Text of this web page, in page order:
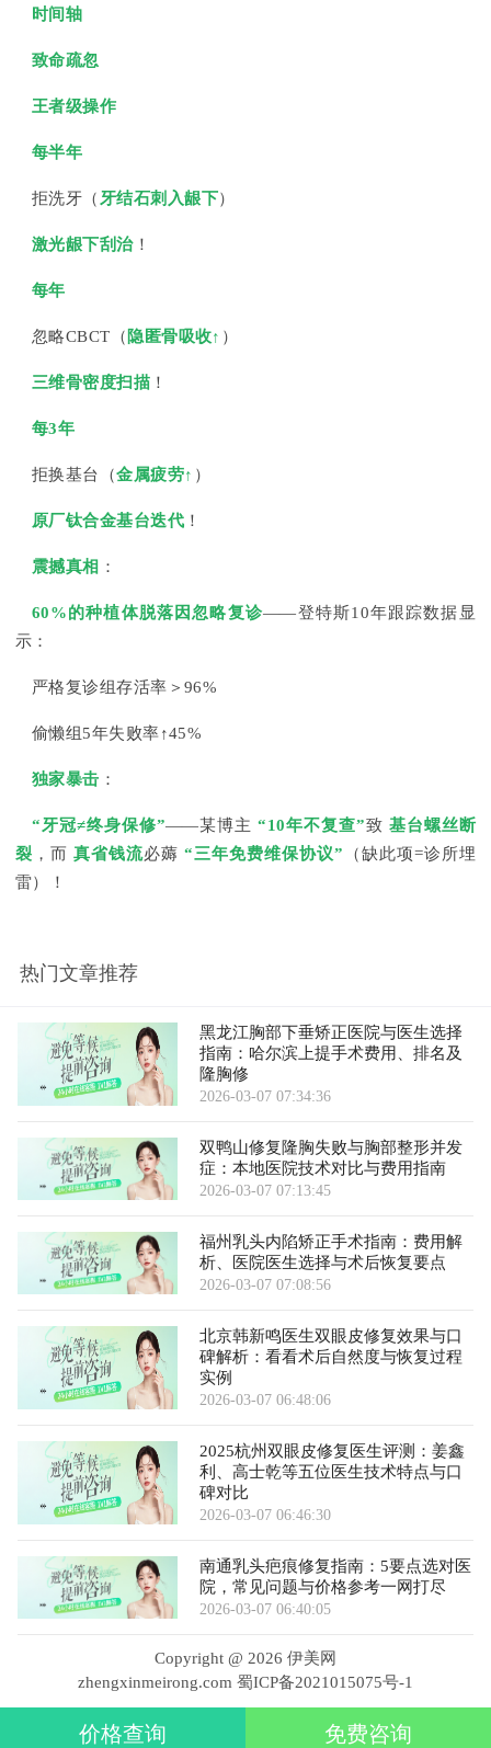
时间轴
致命疏忽
王者级操作
每半年
拒洗牙（牙结石刺入龈下）
激光龈下刮治！
每年
忽略CBCT（ 隐匿骨吸收↑ ）
三维骨密度扫描 ！
每3年
拒换基台（金属疲劳↑ ）
原厂钛合金基台迭代 ！
震撼真相 ：
60%的种植体脱落因忽略复诊——登特斯10年跟踪数据显
示：
严格复诊组存活率＞96%
偷懒组5年失败率↑45%
独家暴击 ：
“牙冠≠终身保修”——某博主“10年不复查”致 基台螺丝断
裂 ，而 真省钱流必薅 “三年免费维保协议” （缺此项=诊所埋
雷）！
热门文章推荐
黑龙江胸部下垂矫正医院与医生选择
指南：哈尔滨上提手术费用、排名及
隆胸修
2026-03-07 07:34:36
双鸭山修复隆胸失败与胸部整形并发
症：本地医院技术对比与费用指南
2026-03-07 07:13:45
福州乳头内陷矫正手术指南：费用解
析、医院医生选择与术后恢复要点
2026-03-07 07:08:56
北京韩新鸣医生双眼皮修复效果与口
碑解析：看看术后自然度与恢复过程
实例
2026-03-07 06:48:06
2025杭州双眼皮修复医生评测：姜鑫
利、高士乾等五位医生技术特点与口
碑对比
2026-03-07 06:46:30
南通乳头疤痕修复指南：5要点选对医
院，常见问题与价格参考一网打尽
2026-03-07 06:40:05
Copyright @ 2026 伊美网
zhengxinmeirong.com 蜀ICP备2021015075号-1
价格查询 免费咨询